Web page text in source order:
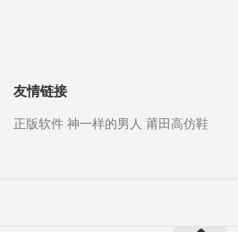
友情链接
正版软件 神一样的男人 莆田高仿鞋